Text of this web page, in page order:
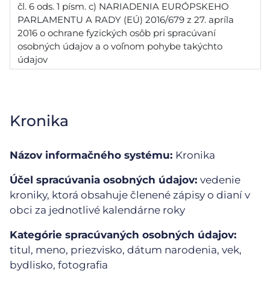
čl. 6 ods. 1 písm. c) NARIADENIA EURÓPSKEHO
PARLAMENTU A RADY (EÚ) 2016/679 z 27. apríla
2016 o ochrane fyzických osôb pri spracúvaní
osobných údajov a o voľnom pohybe takýchto
údajov
Kronika
Názov informačného systému: Kronika
Účel spracúvania osobných údajov: vedenie
kroniky, ktorá obsahuje členené zápisy o dianí v
obci za jednotlivé kalendárne roky
Kategórie spracúvaných osobných údajov:
titul, meno, priezvisko, dátum narodenia, vek,
bydlisko, fotografia